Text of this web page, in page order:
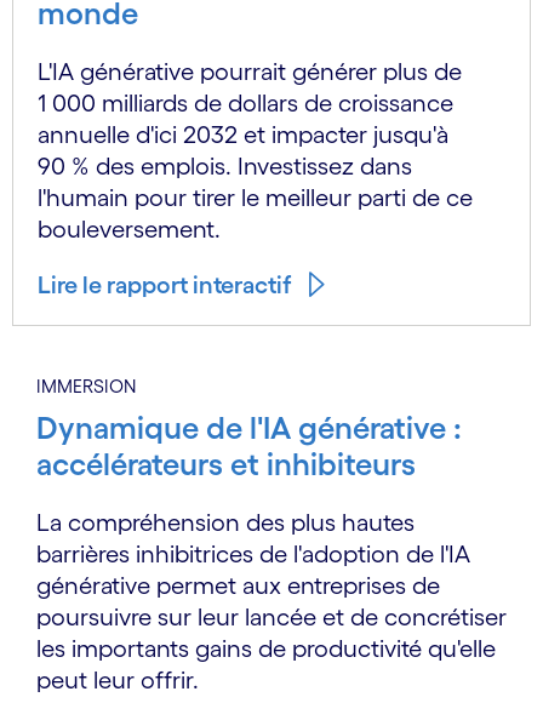
monde
L'IA générative pourrait générer plus de
1 000 milliards de dollars de croissance
annuelle d'ici 2032 et impacter jusqu'à
90 % des emplois. Investissez dans
l'humain pour tirer le meilleur parti de ce
bouleversement.
Lire le rapport interactif
IMMERSION
Dynamique de l'IA générative :
accélérateurs et inhibiteurs
La compréhension des plus hautes
barrières inhibitrices de l'adoption de l'IA
générative permet aux entreprises de
poursuivre sur leur lancée et de concrétiser
les importants gains de productivité qu'elle
peut leur offrir.